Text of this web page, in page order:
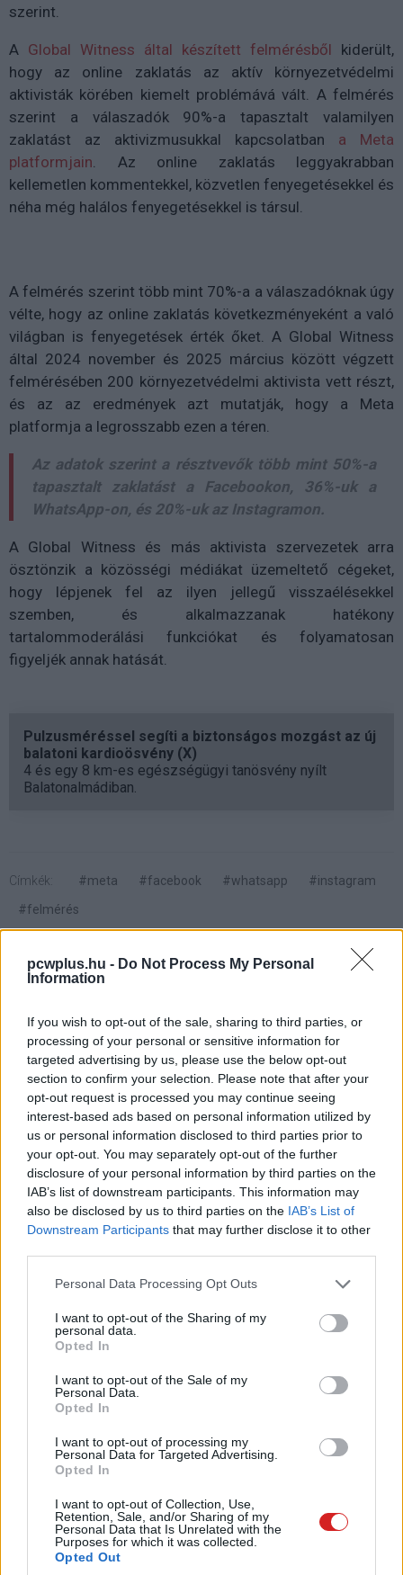
pcwplus.hu - Do Not Process My Personal
Information
If you wish to opt-out of the sale, sharing to third parties, or
processing of your personal or sensitive information for
targeted advertising by us, please use the below opt-out
section to confirm your selection. Please note that after your
opt-out request is processed you may continue seeing
interest-based ads based on personal information utilized by
us or personal information disclosed to third parties prior to
your opt-out. You may separately opt-out of the further
disclosure of your personal information by third parties on the
IAB’s list of downstream participants. This information may
also be disclosed by us to third parties on the IAB’s List of
Downstream Participants that may further disclose it to other
Please note that this website/app uses one or more Google
not limited to your visit or usage behaviour. You may click to
grant or deny consent to Google and its third-party tags to
use your data for below specified purposes in below Google
consent section.
Personal Data Processing Opt Outs
I want to opt-out of the Sharing of my
personal data.
Opted In
I want to opt-out of the Sale of my
Personal Data.
Opted In
I want to opt-out of processing my
Personal Data for Targeted Advertising.
Opted In
I want to opt-out of Collection, Use,
Retention, Sale, and/or Sharing of my
Personal Data that Is Unrelated with the
Purposes for which it was collected.
Opted Out
szerint.
A Global Witness által készített felmérésből kiderült,
hogy az online zaklatás az aktív környezetvédelmi
aktivisták körében kiemelt problémává vált. A felmérés
szerint a válaszadók 90%-a tapasztalt valamilyen
zaklatást az aktivizmusukkal kapcsolatban a Meta
platformjain. Az online zaklatás leggyakrabban
kellemetlen kommentekkel, közvetlen fenyegetésekkel és
néha még halálos fenyegetésekkel is társul.
A felmérés szerint több mint 70%-a a válaszadóknak úgy
vélte, hogy az online zaklatás következményeként a való
világban is fenyegetések érték őket. A Global Witness
által 2024 november és 2025 március között végzett
felmérésében 200 környezetvédelmi aktivista vett részt,
és az az eredmények azt mutatják, hogy a Meta
platformja a legrosszabb ezen a téren.
Az adatok szerint a résztvevők több mint 50%-a
tapasztalt zaklatást a Facebookon, 36%-uk a
WhatsApp-on, és 20%-uk az Instagramon.
A Global Witness és más aktivista szervezetek arra
ösztönzik a közösségi médiákat üzemeltető cégeket,
hogy lépjenek fel az ilyen jellegű visszaélésekkel
szemben, és alkalmazzanak hatékony
tartalommoderálási funkciókat és folyamatosan
figyeljék annak hatását.
Pulzusméréssel segíti a biztonságos mozgást az új
balatoni kardioösvény (X)
4 és egy 8 km-es egészségügyi tanösvény nyílt
Balatonalmádiban.
Címkék: #meta #facebook #whatsapp
#instagram
#felmérés
A Pixel 10 fotói tovább
szivárognak, mindent
megnézhetünk a
bemutatóesemény előtt
Kedvencekhez
Ledneczki József|2025 július 27. 11:35
Ezen a ponton már nem tudjuk eldönteni, hogy
a Google szándékosan hagyja-e a
szivárogtatókat dolgozni, vagy csak ennyire
ügyetlenek a saját cuccaikkal.
A Google néhány hét múlva fogja bemutatni a Pixel 10-
es telefonokat, a Pixel Watch 4-et és a frissített earbuds
szivárgások vannak, ezért általában jóval a hivatalos
bemutatók előtt meg szoktunk tudni mindent az érkező
termékekről. Ezúttal azonban a kiegészítőgyártók és